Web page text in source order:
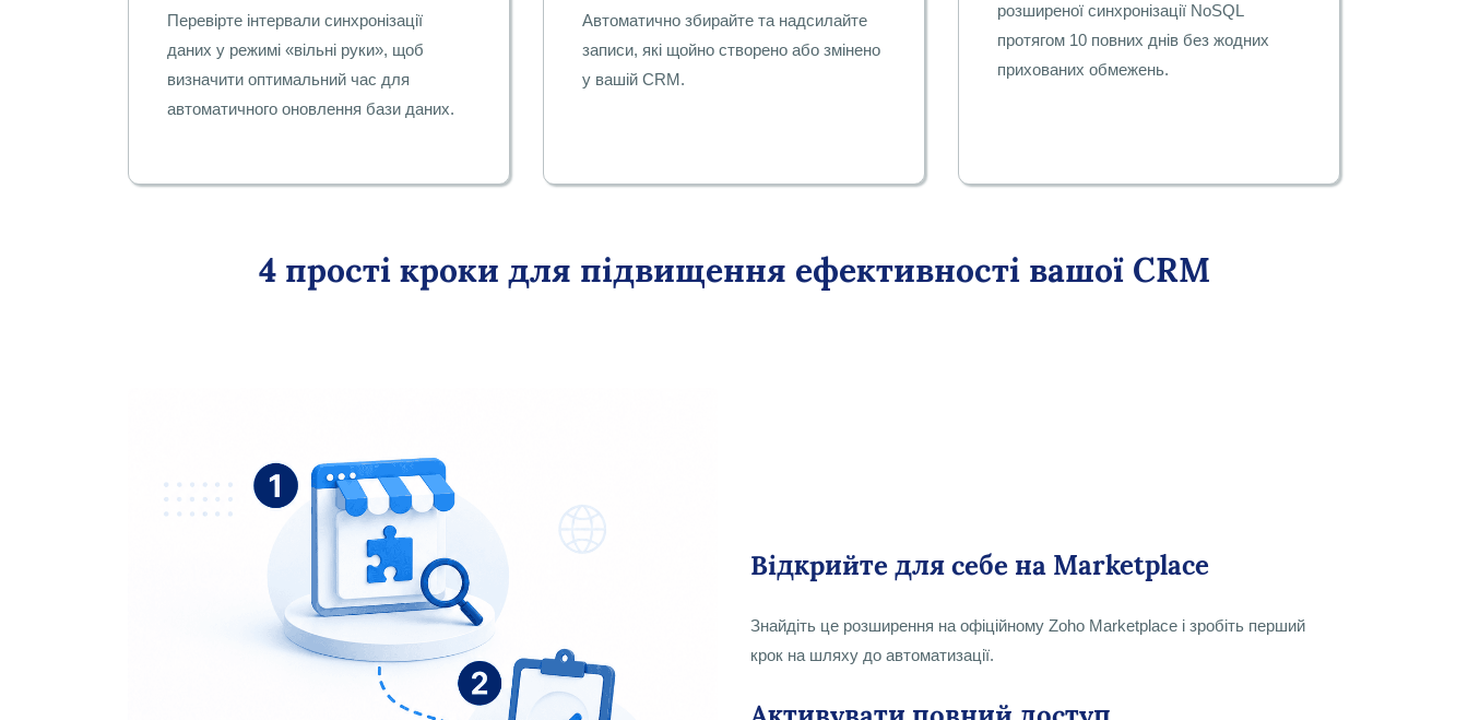
Перевірте інтервали синхронізації
даних у режимі «вільні руки», щоб
визначити оптимальний час для
автоматичного оновлення бази даних.
Автоматично збирайте та надсилайте
записи, які щойно створено або змінено
у вашій CRM.
розширеної синхронізації NoSQL
протягом 10 повних днів без жодних
прихованих обмежень.
4 прості кроки для підвищення ефективності вашої CRM
Відкрийте для себе на Marketplace
Знайдіть це розширення на офіційному Zoho Marketplace і зробіть перший
крок на шляху до автоматизації.